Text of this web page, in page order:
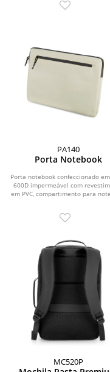
PA140
Porta Notebook
Porta notebook confeccionado em
600D impermeável com
em PVC, compartimento para
MC520P